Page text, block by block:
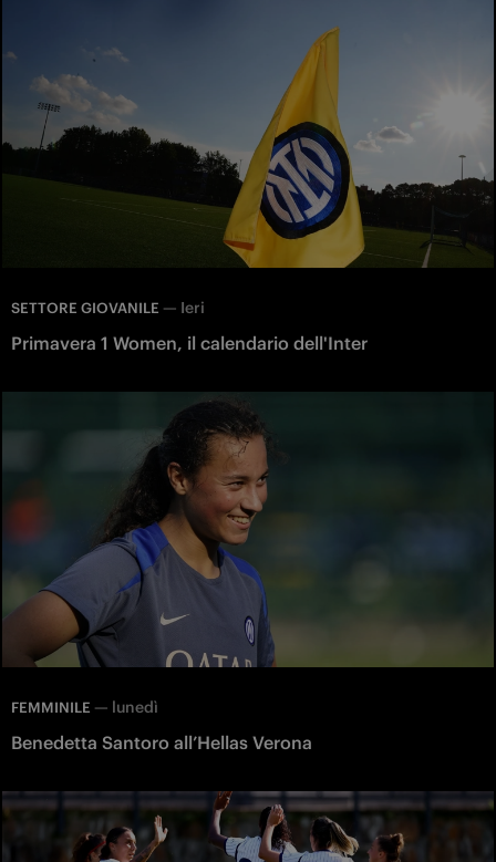
SETTORE GIOVANILE — Ieri
Primavera 1 Women, il calendario dell'Inter
FEMMINILE — lunedì
Benedetta Santoro all’Hellas Verona